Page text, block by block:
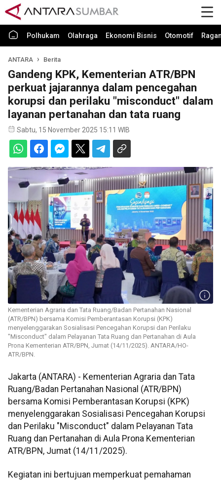
Polhukam Olahraga Ekonomi Bisnis Otomotif
ANTARA Berita
Gandeng KPK, Kementerian ATR/BPN
perkuat jajarannya dalam pencegahan
korupsi dan perilaku "misconduct" dalam
layanan pertanahan dan tata ruang
Sabtu, 15 November 2025 15:11 WIB
Kementerian Agraria dan Tata Ruang/Badan Pertanahan Nasional
(ATR/BPN) bersama Komisi Pemberantasan Korupsi (KPK)
menyelenggarakan Sosialisasi Pencegahan Korupsi dan Perilaku
"Misconduct" dalam Pelayanan Tata Ruang dan Pertanahan di Aula
Prona Kementerian ATR/BPN, Jumat (14/11/2025). ANTARA/HO-
ATR/BPN.
Jakarta (ANTARA) - Kementerian Agraria dan Tata
Ruang/Badan Pertanahan Nasional (ATR/BPN)
bersama Komisi Pemberantasan Korupsi (KPK)
menyelenggarakan Sosialisasi Pencegahan Korupsi
dan Perilaku "Misconduct" dalam Pelayanan Tata
Ruang dan Pertanahan di Aula Prona Kementerian
ATR/BPN, Jumat (14/11/2025).
Kegiatan ini bertujuan memperkuat pemahaman